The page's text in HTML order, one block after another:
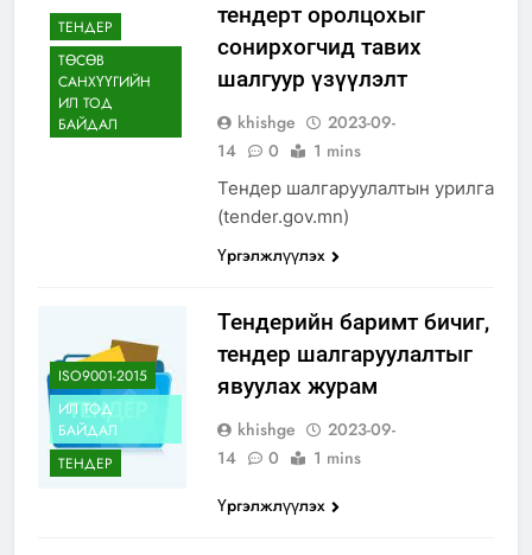
ТЕНДЕР
ТӨСӨВ
САНХҮҮГИЙН
ИЛ ТОД
БАЙДАЛ
тендерт оролцохыг
сонирхогчид тавих
шалгуур үзүүлэлт
khishge
2023-09-
14
0 1 mins
Тендер шалгаруулалтын урилга
(tender.gov.mn)
Үргэлжлүүлэх
ISO9001-2015
ИЛ ТОД
БАЙДАЛ
ТЕНДЕР
Тендерийн баримт бичиг,
тендер шалгаруулалтыг
явуулах журам
khishge
2023-09-
14
0
1 mins
Үргэлжлүүлэх